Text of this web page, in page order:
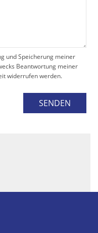
und Speicherung meiner
Beantwortung meiner
widerrufen werden.
SENDEN